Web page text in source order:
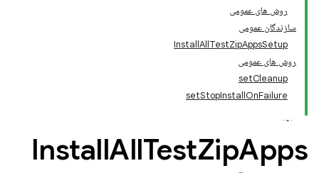
روش های عمومی
سازندگان عمومی
InstallAllTestZipAppsSetup
روش های عمومی
setCleanup
setStopInstallOnFailure
InstallAllTestZipApps